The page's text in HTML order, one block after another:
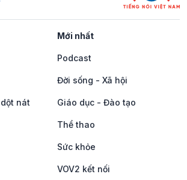
Mới nhất
Podcast
Đời sống - Xã hội
nát Giáo dục - Đào tạo
Thể thao
Sức khỏe
VOV2 kết nối